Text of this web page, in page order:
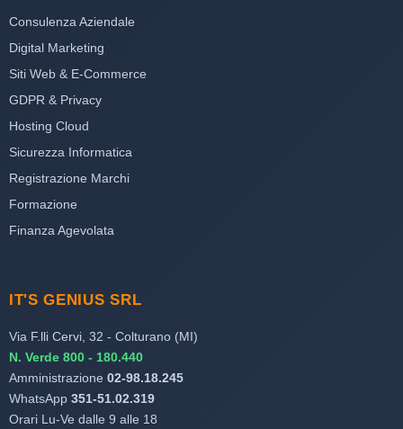
Consulenza Aziendale
Digital Marketing
Siti Web & E-Commerce
GDPR & Privacy
Hosting Cloud
Sicurezza Informatica
Registrazione Marchi
Formazione
Finanza Agevolata
IT'S GENIUS SRL
Via F.lli Cervi, 32 - Colturano (MI)
N. Verde 800 - 180.440
Amministrazione 02-98.18.245
WhatsApp 351-51.02.319
Orari Lu-Ve dalle 9 alle 18